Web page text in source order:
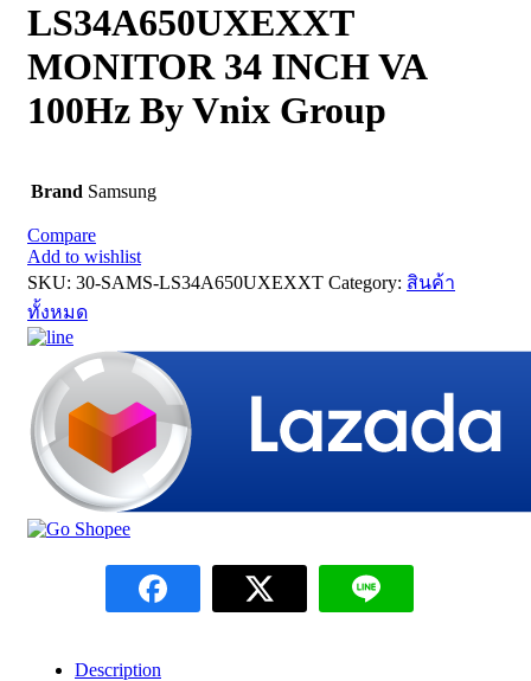
LS34A650UXEXXT
MONITOR 34 INCH VA
100Hz By Vnix Group
Brand Samsung
Compare
Add to wishlist
SKU: 30-SAMS-LS34A650UXEXXT Category: สินค้า
ทั้งหมด
Description